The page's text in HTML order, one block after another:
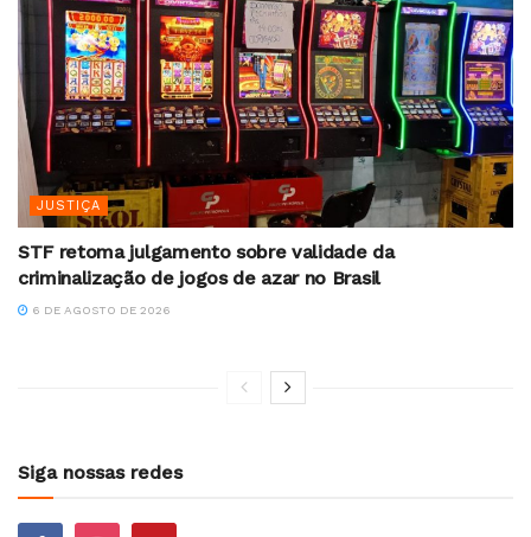
JUSTIÇA
STF retoma julgamento sobre validade da
criminalização de jogos de azar no Brasil
6 DE AGOSTO DE 2026
Siga nossas redes